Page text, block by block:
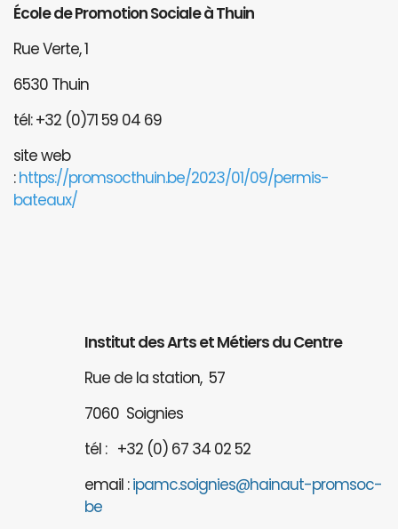
École de Promotion Sociale à Thuin
Rue Verte, 1
6530 Thuin
tél: +32 (0)71 59 04 69
site web
:https://promsocthuin.be/2023/01/09/permis-
bateaux/
Institut des Arts et Métiers du Centre
Rue de la station, 57
7060 Soignies
tél : +32 (0) 67 34 02 52
email :ipamc.soignies@hainaut-promsoc-
be